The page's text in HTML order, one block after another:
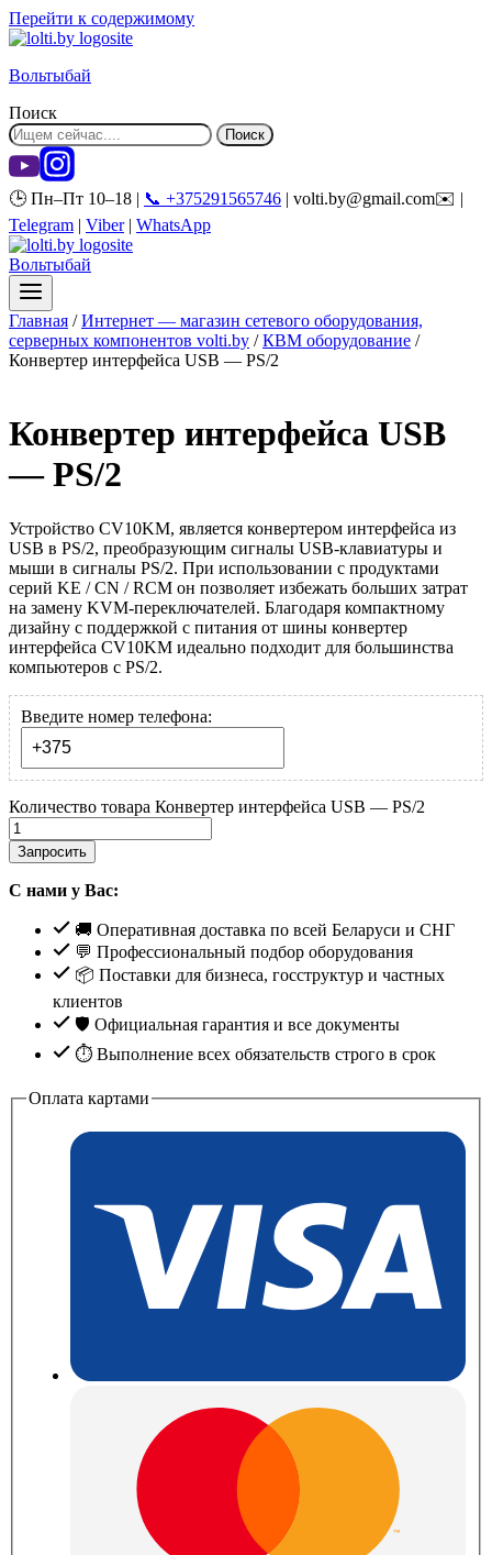
Перейти к содержимому
Вольтыбай
Поиск
Поиск
🕒 Пн–Пт 10–18 | 📞 +375291565746 | volti.by@gmail.com✉️ |
Telegram | Viber| WhatsApp
Вольтыбай
Главная / Интернет — магазин сетевого оборудования,
серверных компонентов volti.by / КВМ оборудование /
Конвертер интерфейса USB — PS/2
Конвертер интерфейса USB
— PS/2
Устройство CV10KM, является конвертером интерфейса из
USB в PS/2, преобразующим сигналы USB-клавиатуры и
мыши в сигналы PS/2. При использовании с продуктами
серий KE / CN / RCM он позволяет избежать больших затрат
на замену KVM-переключателей. Благодаря компактному
дизайну с поддержкой с питания от шины конвертер
интерфейса CV10KM идеально подходит для большинства
компьютеров с PS/2.
Введите номер телефона:
Количество товара Конвертер интерфейса USB — PS/2
Запросить
С нами у Вас:
🚚 Оперативная доставка по всей Беларуси и СНГ
💬 Профессиональный подбор оборудования
📦 Поставки для бизнеса, госструктур и частных
клиентов
🛡️ Официальная гарантия и все документы
⏱ Выполнение всех обязательств строго в срок
Оплата картами